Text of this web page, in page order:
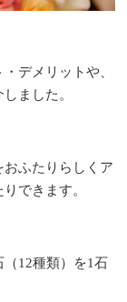
デメリットや、
ました。
ふたりらしくア
できます。
12種類）を1石